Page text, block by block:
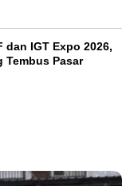
IGT Expo 2026,
Pasar